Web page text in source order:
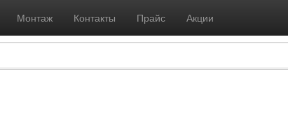
Монтаж Контакты Прайс Акции